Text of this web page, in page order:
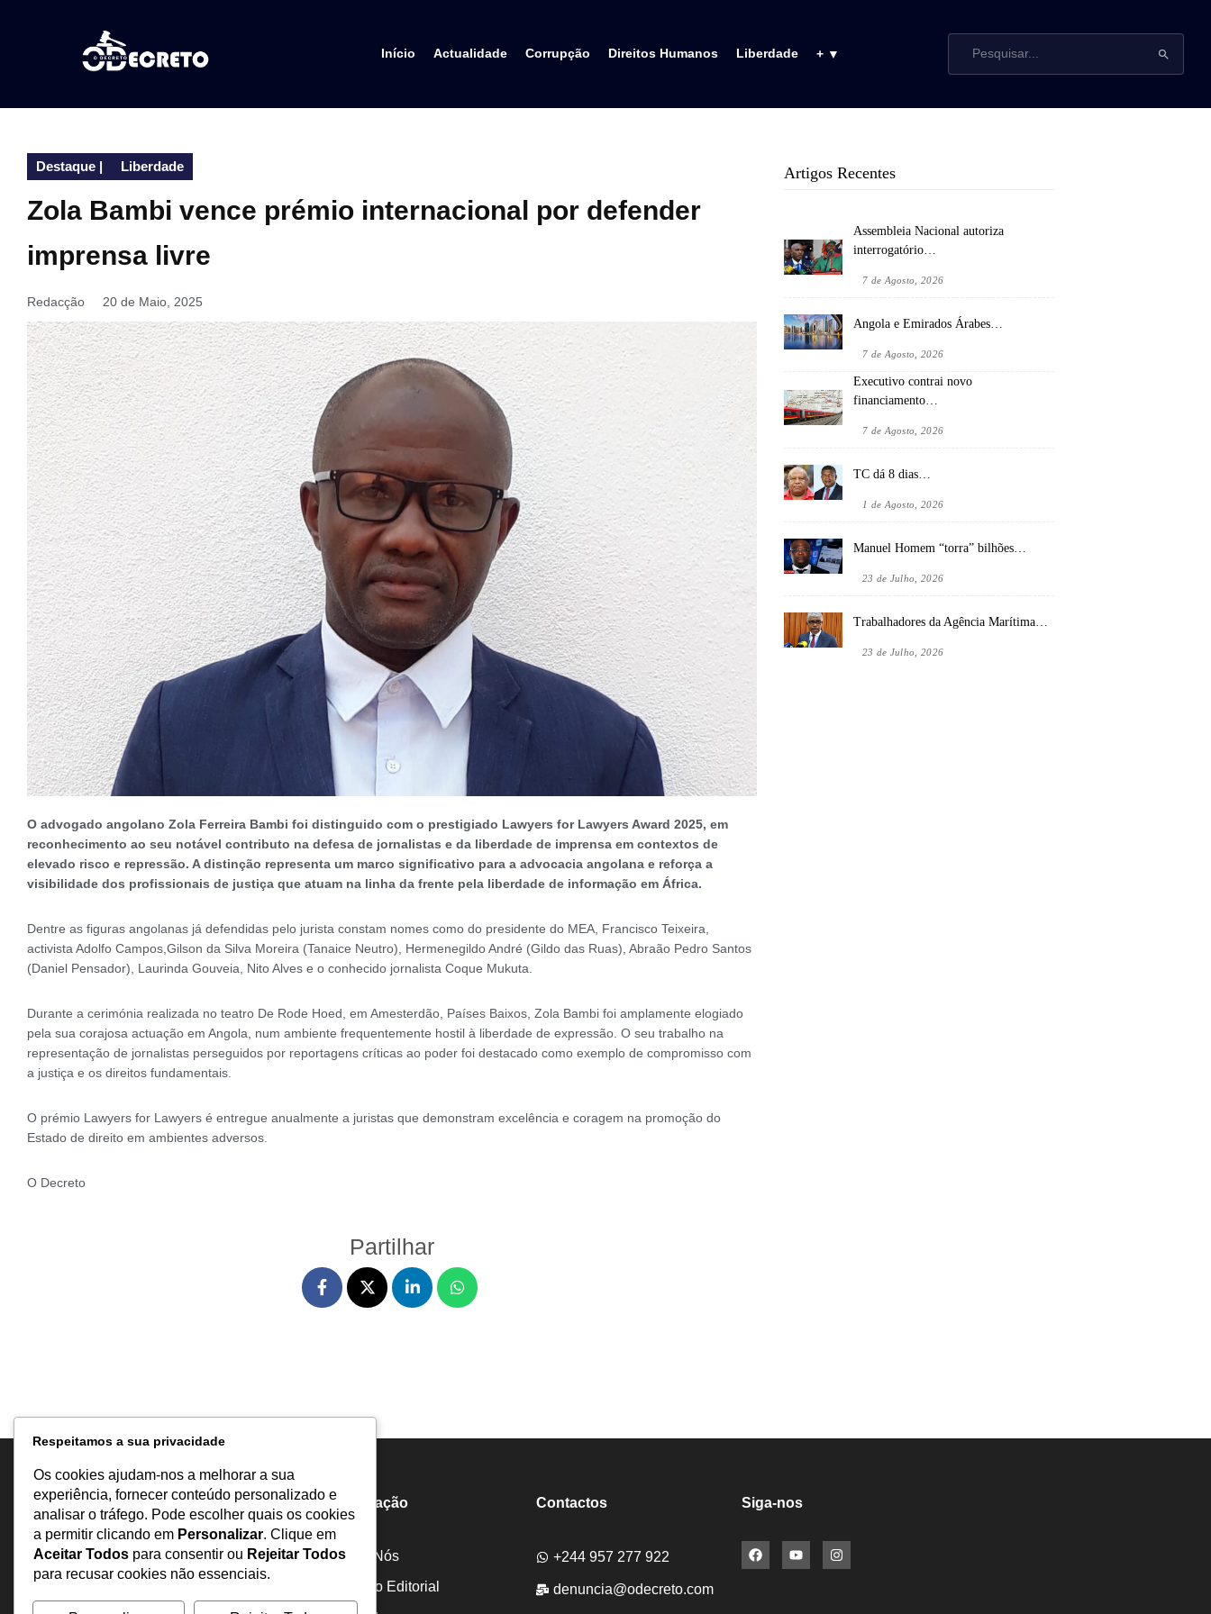
Início Actualidade Corrupção Direitos Humanos Liberdade + ▼
Destaque | Liberdade
Zola Bambi vence prémio internacional por defender
imprensa livre
Redacção 20 de Maio, 2025
O advogado angolano Zola Ferreira Bambi foi distinguido com o prestigiado Lawyers for Lawyers Award 2025, em
reconhecimento ao seu notável contributo na defesa de jornalistas e da liberdade de imprensa em contextos de
elevado risco e repressão. A distinção representa um marco significativo para a advocacia angolana e reforça a
visibilidade dos profissionais de justiça que atuam na linha da frente pela liberdade de informação em África.
Dentre as figuras angolanas já defendidas pelo jurista constam nomes como do presidente do MEA, Francisco Teixeira,
activista Adolfo Campos,Gilson da Silva Moreira (Tanaice Neutro), Hermenegildo André (Gildo das Ruas), Abraão Pedro Santos
(Daniel Pensador), Laurinda Gouveia, Nito Alves e o conhecido jornalista Coque Mukuta.
Durante a cerimónia realizada no teatro De Rode Hoed, em Amesterdão, Países Baixos, Zola Bambi foi amplamente elogiado
pela sua corajosa actuação em Angola, num ambiente frequentemente hostil à liberdade de expressão. O seu trabalho na
representação de jornalistas perseguidos por reportagens críticas ao poder foi destacado como exemplo de compromisso com
a justiça e os direitos fundamentais.
O prémio Lawyers for Lawyers é entregue anualmente a juristas que demonstram excelência e coragem na promoção do
Estado de direito em ambientes adversos.
O Decreto
Partilhar
Artigos Recentes
Assembleia Nacional autoriza
interrogatório…
7 de Agosto, 2026
Angola e Emirados Árabes…
7 de Agosto, 2026
Executivo contrai novo
financiamento…
7 de Agosto, 2026
TC dá 8 dias…
1 de Agosto, 2026
Manuel Homem “torra” bilhões…
23 de Julho, 2026
Trabalhadores da Agência Marítima…
23 de Julho, 2026
Informação
Sobre Nós
Estatuto Editorial
Contactos
+244 957 277 922
denuncia@odecreto.com
Siga-nos
Respeitamos a sua privacidade
Os cookies ajudam-nos a melhorar a sua
experiência, fornecer conteúdo personalizado e
analisar o tráfego. Pode escolher quais os cookies
a permitir clicando em Personalizar. Clique em
Aceitar Todos para consentir ou Rejeitar Todos
para recusar cookies não essenciais.